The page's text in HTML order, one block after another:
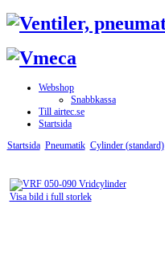
Webshop
Snabbkassa
Till airtec.se
Startsida
Startsida Pneumatik Cylinder (standard)
Visa bild i full storlek